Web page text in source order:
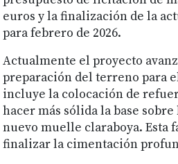
euros y la finalización de la
para febrero de 2026.
Actualmente el proyecto
preparación del terreno para
incluye la colocación de
hacer más sólida la base
nuevo muelle claraboya. Esta
finalizar la cimentación